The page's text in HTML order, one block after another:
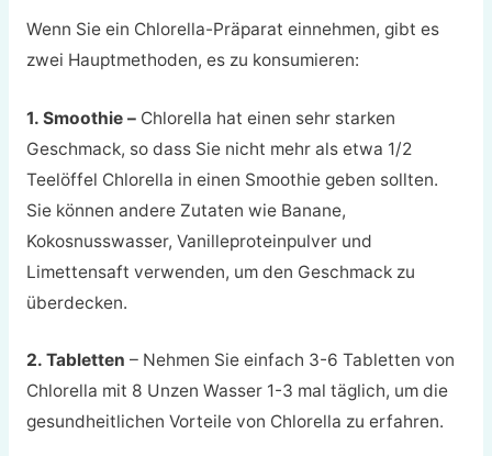
Wenn Sie ein Chlorella-Präparat einnehmen, gibt es
zwei Hauptmethoden, es zu konsumieren:
1. Smoothie – Chlorella hat einen sehr starken
Geschmack, so dass Sie nicht mehr als etwa 1/2
Teelöffel Chlorella in einen Smoothie geben sollten.
Sie können andere Zutaten wie Banane,
Kokosnusswasser, Vanilleproteinpulver und
Limettensaft verwenden, um den Geschmack zu
überdecken.
2. Tabletten – Nehmen Sie einfach 3-6 Tabletten von
Chlorella mit 8 Unzen Wasser 1-3 mal täglich, um die
gesundheitlichen Vorteile von Chlorella zu erfahren.